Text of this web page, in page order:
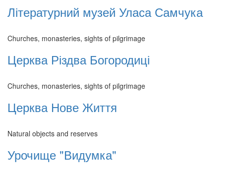
Літературний музей Уласа Самчука
Churches, monasteries, sights of pilgrimage
Церква Різдва Богородиці
Churches, monasteries, sights of pilgrimage
Церква Нове Життя
Natural objects and reserves
Урочище "Видумка"